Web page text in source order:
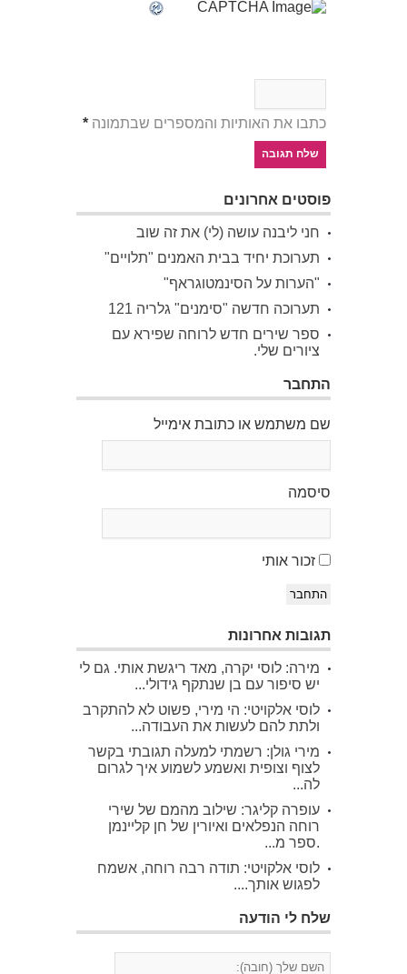
כתבו את האותיות והמספרים שבתמונה *
פוסטים אחרונים
חני ליבנה עושה (לי) את זה שוב
תערוכת יחיד בבית האמנים "תלויים"
"הערות על הסינמטוגראף"
תערוכה חדשה "סימנים" גלריה 121
ספר שירים חדש לרוחה שפירא עם
ציורים שלי.
התחבר
שם משתמש או כתובת אימייל
סיסמה
זכור אותי
התחבר
תגובות אחרונות
מירה: לוסי יקרה, מאד ריגשת אותי. גם לי
יש סיפור עם בן שנתקף גידולי...
לוסי אלקויטי: הי מירי, פשוט לא להתקרב
ולתת להם לעשות את העבודה...
מירי גולן: רשמתי למעלה תגובתי בקשר
לצוף וצופית ואשמע לשמוע איך לגרום
לה...
עופרה קליגר: שילוב מהמם של שירי
רוחה הנפלאים ואיורין של חן קליינמן
.ספר מ...
לוסי אלקויטי: תודה רבה רוחה, אשמח
לפגוש אותך....
שלח לי הודעה